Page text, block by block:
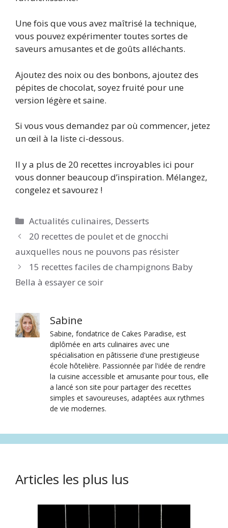
Une fois que vous avez maîtrisé la technique,
vous pouvez expérimenter toutes sortes de
saveurs amusantes et de goûts alléchants.
Ajoutez des noix ou des bonbons, ajoutez des
pépites de chocolat, soyez fruité pour une
version légère et saine.
Si vous vous demandez par où commencer, jetez
un œil à la liste ci-dessous.
Il y a plus de 20 recettes incroyables ici pour
vous donner beaucoup d’inspiration. Mélangez,
congelez et savourez !
Catégories
Actualités culinaires, Desserts
20 recettes de poulet et de gnocchi
auxquelles nous ne pouvons pas résister
15 recettes faciles de champignons Baby
Bella à essayer ce soir
Sabine
Sabine, fondatrice de Cakes Paradise, est
diplômée en arts culinaires avec une
spécialisation en pâtisserie d'une prestigieuse
école hôtelière. Passionnée par l'idée de rendre
la cuisine accessible et amusante pour tous, elle
a lancé son site pour partager des recettes
simples et savoureuses, adaptées aux rythmes
de vie modernes.
Articles les plus lus